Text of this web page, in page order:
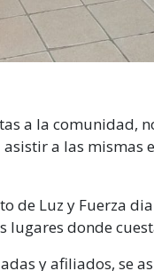
a la comunidad,
a las mismas
de Luz y Fuerza
lugares donde
y afiliados, se